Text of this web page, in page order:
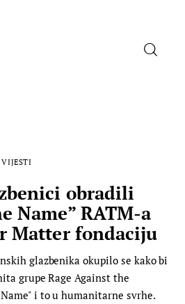
VIJESTI
obradili
Name” RATM-a
Matter fondaciju
glazbenika okupilo se kako bi
grupe Rage Against the
i to u humanitarne svrhe.